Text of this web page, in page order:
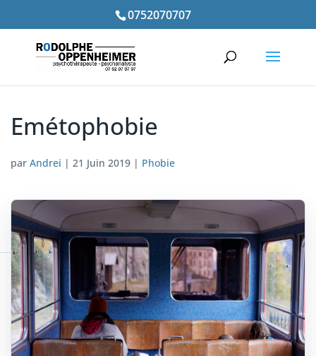
0752070707
Emétophobie
par Andrei | 21 Juin 2019 | Phobie